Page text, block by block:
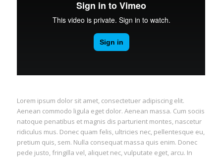
Lorem ipsum dolor sit amet, consectetuer adipiscing elit.
Aenean commodo ligula eget dolor. Aenean massa. Cum sociis
natoque penatibus et magnis dis parturient montes, nascetur
ridiculus mus. Donec quam felis, ultricies nec, pellentesque eu,
pretium quis, sem. Nulla consequat massa quis enim. Donec
pede justo, fringilla vel, aliquet nec, vulputate eget, arcu. In